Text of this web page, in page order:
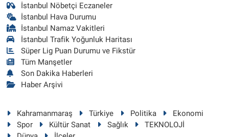
İstanbul Nöbetçi Eczaneler
İstanbul Hava Durumu
İstanbul Namaz Vakitleri
İstanbul Trafik Yoğunluk Haritası
Süper Lig Puan Durumu ve Fikstür
Tüm Manşetler
Son Dakika Haberleri
Haber Arşivi
Kahramanmaraş Türkiye Politika
Ekonomi
Spor
Kültür Sanat Sağlık
TEKNOLOJİ